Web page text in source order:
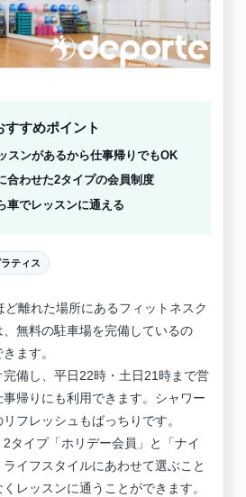
すすめポイント
スンがあるから仕事帰りでもOK
合わせた2タイプの会員制度
車でレッスンに通える
ラティス
離れた場所にあるフィットネスク
無料の駐車場を完備しているの
ます。
備し、平日22時・土日21時まで営
帰りにも利用できます。シャワー
フレッシュもばっちりです。
タイプ「ホリデー会員」と「ナイ
ライフスタイルにあわせて選ぶこと
レッスンに通うことができます。